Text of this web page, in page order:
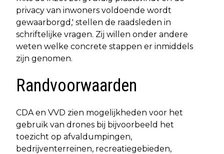
privacy van inwoners voldoende wordt
gewaarborgd,' stellen de raadsleden in
schriftelijke vragen. Zij willen onder andere
weten welke concrete stappen er inmiddels
zijn genomen.
Randvoorwaarden
CDA en VVD zien mogelijkheden voor het
gebruik van drones bij bijvoorbeeld het
toezicht op afvaldumpingen,
bedrijventerreinen, recreatiegebieden,